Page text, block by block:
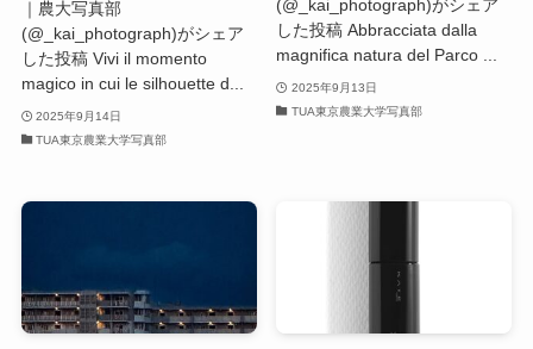
｜農大写真部
(@_kai_photograph)がシェア
した投稿 Vivi il momento
magico in cui le silhouette d...
2025年9月14日
TUA東京農業大学写真部
(@_kai_photograph)がシェア
した投稿 Abbracciata dalla
magnifica natura del Parco ...
2025年9月13日
TUA東京農業大学写真部